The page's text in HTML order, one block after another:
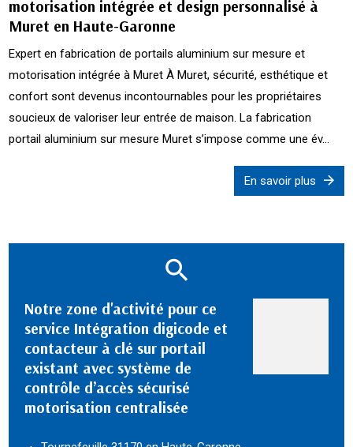
motorisation intégrée et design personnalisé à
Muret en Haute-Garonne
Expert en fabrication de portails aluminium sur mesure et
motorisation intégrée à Muret À Muret, sécurité, esthétique et
confort sont devenus incontournables pour les propriétaires
soucieux de valoriser leur entrée de maison. La fabrication
portail aluminium sur mesure Muret s’impose comme une év...
En savoir plus
Notre zone d'activité pour ce
service Intégration digicode et
contacteur à clé sur portail
existant avec système de
contrôle d’accès sécurisé
motorisation centralisée